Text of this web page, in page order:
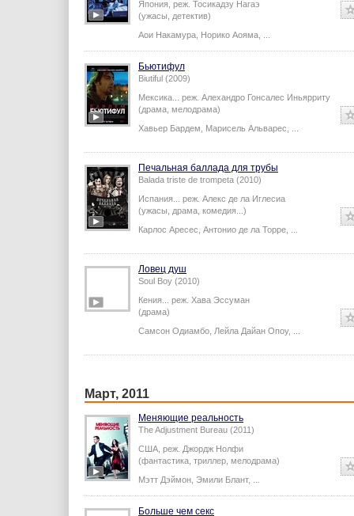
Япония, реж. Тосикадзу Нагаэ
(ужасы, детектив)
Аои Накамура Норико Аояма
Бьютифул
Biutiful (2009)
Мексика... реж. Алехандро Гонсалес Иньярриту
(драма, мелодрама)
Хавьер Бардем
Марисель Альварес
Печальная баллада для трубы
Balada triste de trompeta (2010)
Испания... реж. Алекс де ла Иглесиа
(ужасы, драма, комедия...)
Карлос Аресес Антонио де ла Торре
Ловец душ
Soul Boy (2010)
Кения... реж. Хава Эссуман
(драма)
Самсон Одиамбо Лейла Дайан Опоу,
Март, 2011
Меняющие реальность
The Adjustment Bureau (2011)
США, реж. Джордж Нолфи
(фантастика, триллер, мелодрама)
Мэтт Дэймон Эмили Блант,
Больше чем секс